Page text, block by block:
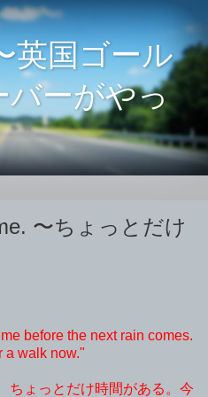
英国ゴール
バーがやっ
〜ちょっとだけ
before the next rain comes.
a walk now."
ちょっとだけ時間がある。今